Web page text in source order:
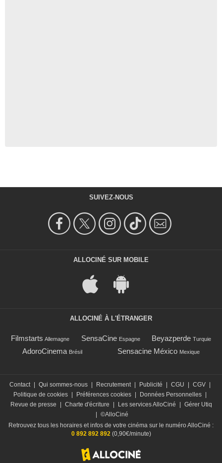
SUIVEZ-NOUS
ALLOCINÉ SUR MOBILE
ALLOCINÉ À L'ÉTRANGER
Filmstarts Allemagne SensaCine Espagne Beyazperde Turquie
AdoroCinema Brésil Sensacine México Mexique
Contact Qui sommes-nous Recrutement Publicité CGU CGV
Politique de cookies
Préférences cookies Données Personnelles
Revue de presse
Charte d'écriture Les services AlloCiné
Gérer Utiq
©AlloCiné
Retrouvez tous les horaires et infos de votre cinéma sur le numéro AlloCiné :
0 892 892 892(0,90€/minute)